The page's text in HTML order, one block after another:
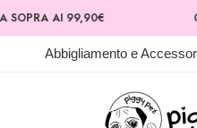
AI 99,90€
Abbigliamento e